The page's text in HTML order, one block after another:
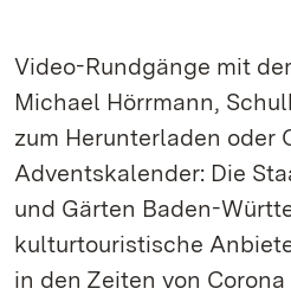
Video-Rundgänge mit
Michael Hörrmann,
zum Herunterladen oder
Adventskalender: Die
und Gärten Baden-
kulturtouristische
in den Zeiten von